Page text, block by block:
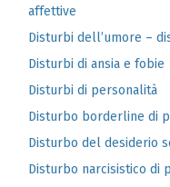
affettive
Disturbi dell’umore –
Disturbi di ansia e fobie
Disturbi di personalità
Disturbo borderline di
Disturbo del desiderio
Disturbo narcisistico di